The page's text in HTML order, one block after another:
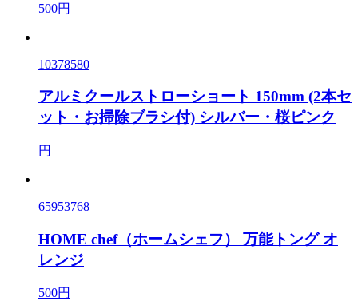
500円
10378580
アルミクールストローショート 150mm (2本セ
ット・お掃除ブラシ付) シルバー・桜ピンク
円
65953768
HOME chef（ホームシェフ） 万能トング オ
レンジ
500円